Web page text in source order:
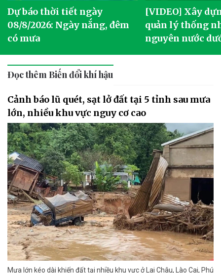
Dự báo thời tiết ngày
08/8/2026: Ngày nắng, đêm
có mưa
[VIDEO] Xây
quản lý thống
nguyên nước
Đọc thêm Biến đổi khí hậu
Cảnh báo lũ quét, sạt lở đất tại 5 tỉnh sau mưa
lớn, nhiều khu vực nguy cơ cao
Mưa lớn kéo dài khiến đất tại nhiều khu vực ở Lai Châu, Lào Cai, Phú